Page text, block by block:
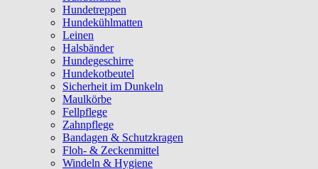
Hundetreppen
Hundekühlmatten
Leinen
Halsbänder
Hundegeschirre
Hundekotbeutel
Sicherheit im Dunkeln
Maulkörbe
Fellpflege
Zahnpflege
Bandagen & Schutzkragen
Floh- & Zeckenmittel
Windeln & Hygiene